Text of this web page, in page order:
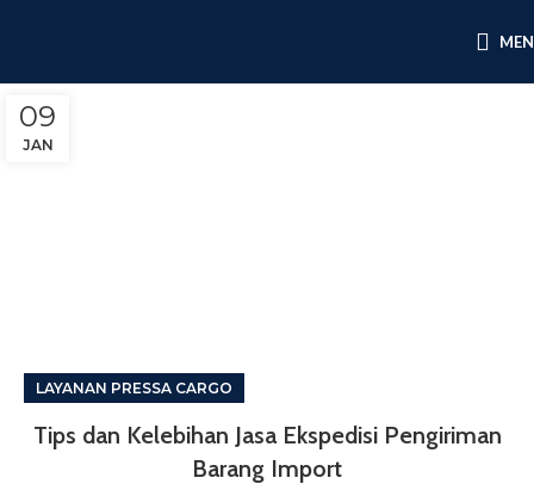
09
JAN
LAYANAN PRESSA CARGO
Tips dan Kelebihan Jasa Ekspedisi Pengiriman
Barang Import